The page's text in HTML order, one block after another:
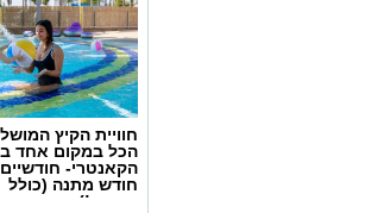
חוויית הקיץ
הכל במקום אחד
הקאנטרי-
חודש מתנה (כולל
החגים!)